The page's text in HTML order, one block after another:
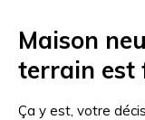
Maison
terrain est
Ça y est, votre